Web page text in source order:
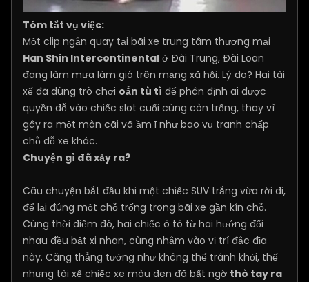
Tóm tắt vụ việc:
Một clip ngắn quay tại bãi xe trung tâm thương mại
Han Shin Intercontinental ở Đài Trung, Đài Loan
đang làm mưa làm gió trên mạng xã hội. Lý do? Hai tài
xế đã dùng trò chơi oẳn tù tì để phân định ai được
quyền đỗ vào chiếc slot cuối cùng còn trống, thay vì
gây ra một màn cãi vã ầm ĩ như bao vụ tranh chấp
chỗ đỗ xe khác.
Chuyện gì đã xảy ra?
Câu chuyện bắt đầu khi một chiếc SUV trắng vừa rời đi,
để lại đúng một chỗ trống trong bãi xe gần kín chỗ.
Cùng thời điểm đó, hai chiếc ô tô từ hai hướng đối
nhau đều bật xi nhan, cùng nhắm vào vị trí đắc địa
này. Căng thẳng tưởng như không thể tránh khỏi, thế
nhưng tài xế chiếc xe màu đen đã bất ngờ thò tay ra